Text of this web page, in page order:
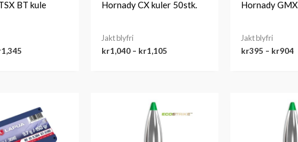
BT kule
1,345
Hornady CX kuler 50stk.
Jakt blyfri
kr1,040 – kr1,105
Hornady
Jakt blyfri
kr395 – kr904
kr1,580
til
kr1,810